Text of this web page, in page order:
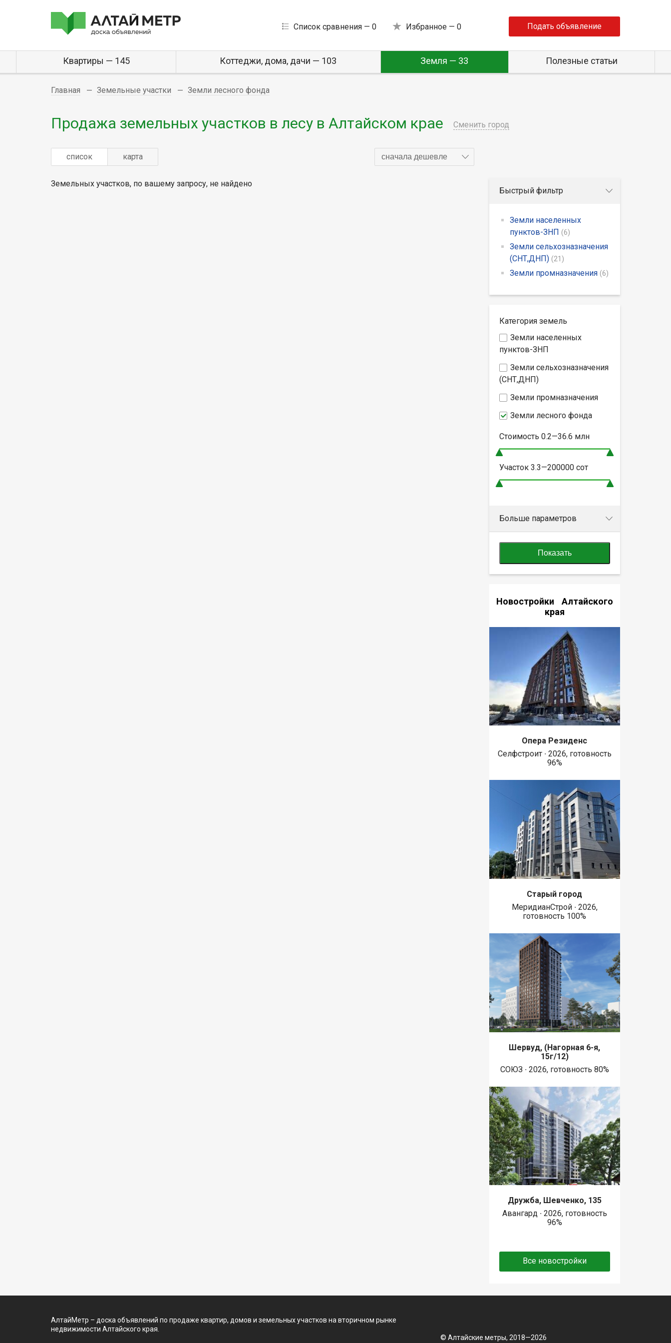
Список сравнения — 0 Избранное — 0 Подать объявление
Квартиры — 145 Коттеджи, дома, дачи — 103 Земля — 33 Полезные статьи
Главная Земельные участки Земли лесного фонда
Продажа земельных участков в лесу в Алтайском крае Сменить город
список карта сначала дешевле
Земельных участков, по вашему запросу, не найдено
Быстрый фильтр
Земли населенных
пунктов-ЗНП (6)
Земли сельхозназначения
(СНТ,ДНП) (21)
Земли промназначения (6)
Категория земель
Земли населенных
пунктов-ЗНП
Земли сельхозназначения
(СНТ,ДНП)
Земли промназначения
Земли лесного фонда
Стоимость 0.2—36.6 млн
Участок 3.3—200000сот
Больше параметров
Показать
Новостройки Алтайского
края
Опера Резиденс
Селфстроит ∙ 2026, готовность
96%
Старый город
МеридианСтрой ∙ 2026,
готовность 100%
Шервуд, (Нагорная 6-я,
15г/12)
СОЮЗ ∙ 2026, готовность 80%
Дружба, Шевченко, 135
Авангард ∙ 2026, готовность
96%
Все новостройки
АлтайМетр – доска объявлений по продаже квартир, домов и земельных участков на вторичном рынке
недвижимости Алтайского края.
© Алтайские метры, 2018—2026